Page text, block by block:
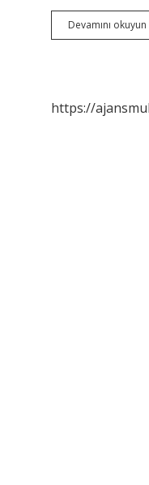
Devamını okuyun
https://